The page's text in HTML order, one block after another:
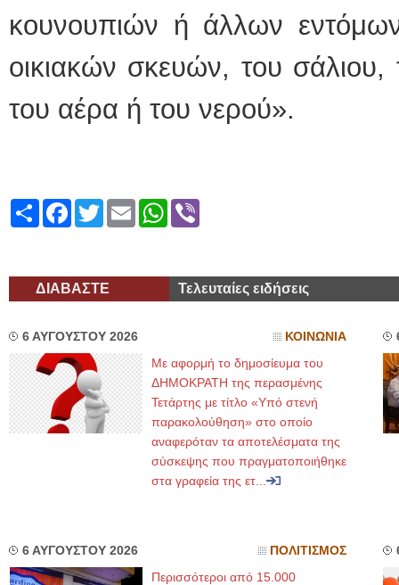
κουνουπιών ή άλλων
οικιακών σκευών, του
του αέρα ή του νερού».
ShareFacebook
TwitterEmailWhatsApp
ΔΙΑΒΑΣΤΕ Τελευταίες ειδήσεις
6 ΑΥΓΟΥΣΤΟΥ 2026 ΚΟΙΝΩΝΙΑ
Με αφορμή το δημοσίευμα του
ΔΗΜΟΚΡΑΤΗ της περασμένης
Τετάρτης με τίτλο «Υπό στενή
παρακολούθηση» στο οποίο
αναφερόταν τα αποτελέσματα της
σύσκεψης που πραγματοποιήθηκε
στα γραφεία της ετ...
6 ΑΥΓΟΥΣΤΟΥ 2026 ΠΟΛΙΤΙΣΜΟΣ
Περισσότεροι από 15.000